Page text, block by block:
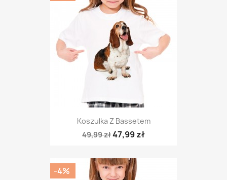
Koszulka Z Bassetem
49,99 zł47,99 zł
-4%